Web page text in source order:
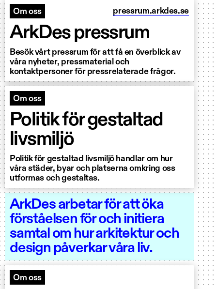
Om oss pressrum.arkdes.se
ArkDes pressrum
Besök vårt pressrum för att få en överblick av
våra nyheter, pressmaterial och
kontaktpersoner för pressrelaterade frågor.
Om oss
Politik för gestaltad
livsmiljö
Politik för gestaltad livsmiljö handlar om hur
våra städer, byar och platserna omkring oss
utformas och gestaltas.
ArkDes arbetar för att öka
förståelsen för och initiera
samtal om hur arkitektur och
design påverkar våra liv.
Om oss